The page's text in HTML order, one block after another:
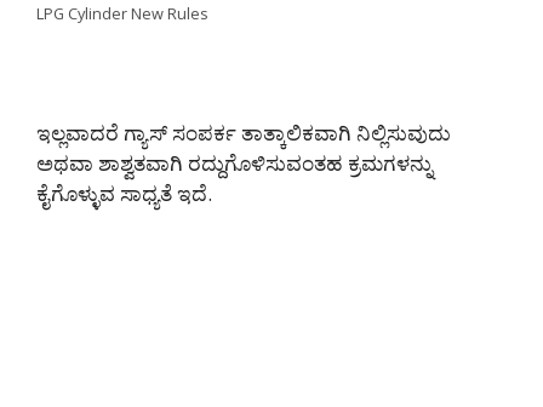
LPG Cylinder New Rules
ಇಲ್ಲವಾದರೆ ಗ್ಯಾಸ್ ಸಂಪರ್ಕ ತಾತ್ಕಾಲಿಕವಾಗಿ ನಿಲ್ಲಿಸುವುದು
ಅಥವಾ ಶಾಶ್ವತವಾಗಿ ರದ್ದುಗೊಳಿಸುವಂತಹ ಕ್ರಮಗಳನ್ನು
ಕೈಗೊಳ್ಳುವ ಸಾಧ್ಯತೆ ಇದೆ.